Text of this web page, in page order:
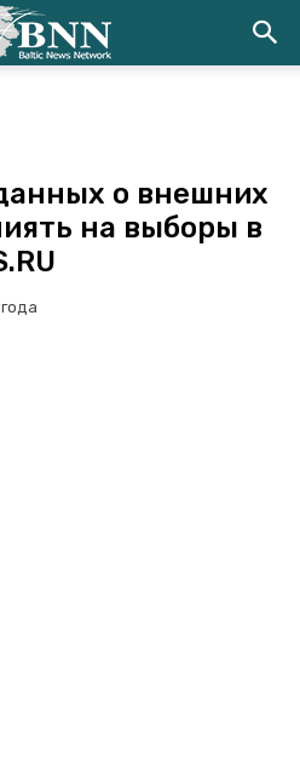
о внешних
на выборы в